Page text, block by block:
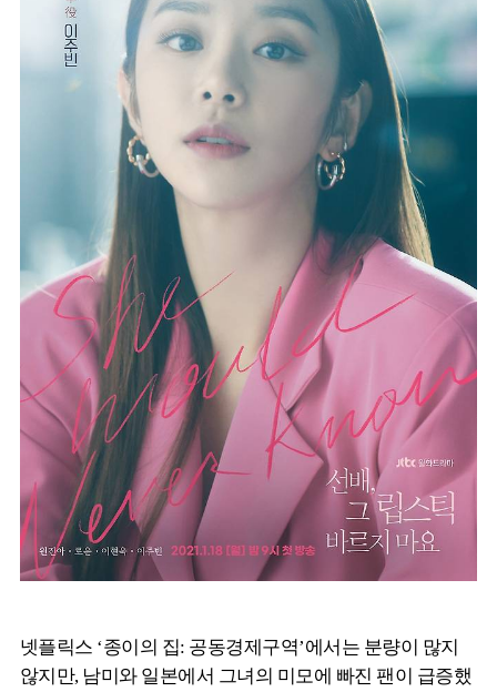
넷플릭스 ‘종이의 집: 공동경제구역’에서는 분량이 많지
않지만, 남미와 일본에서 그녀의 미모에 빠진 팬이 급증했